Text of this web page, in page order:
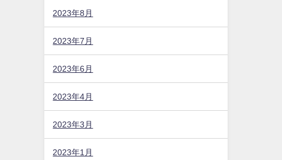
2023年8月
2023年7月
2023年6月
2023年4月
2023年3月
2023年1月